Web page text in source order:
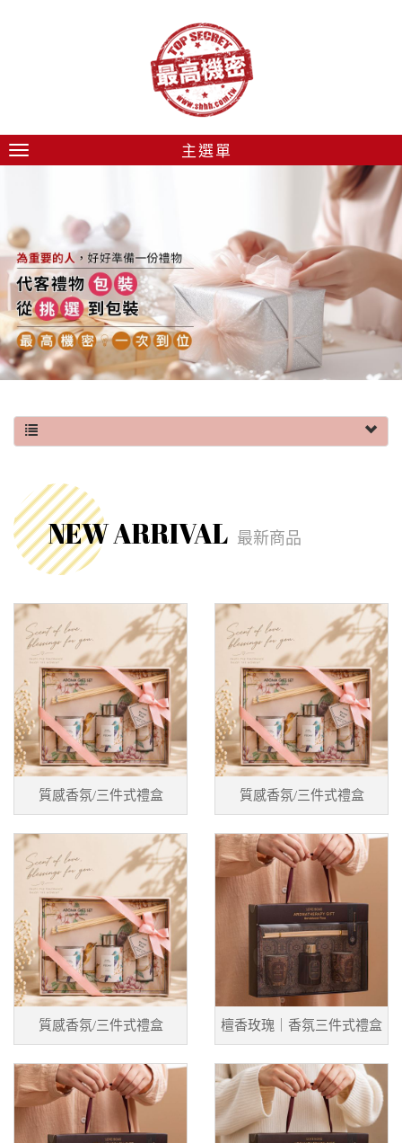
NEW ARRIVAL 最新商品
質感香氛/三件式禮盒 質感香氛/三件式禮盒
質感香氛/三件式禮盒 檀香玫瑰｜香氛三件式禮盒